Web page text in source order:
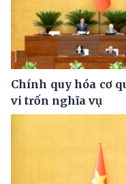
Chính quy hóa cơ
vi trốn nghĩa vụ